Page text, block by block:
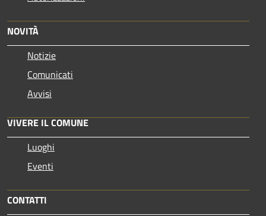
NOVITÀ
Notizie
Comunicati
Avvisi
VIVERE IL COMUNE
Luoghi
Eventi
CONTATTI